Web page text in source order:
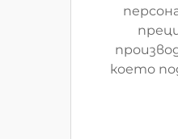
което